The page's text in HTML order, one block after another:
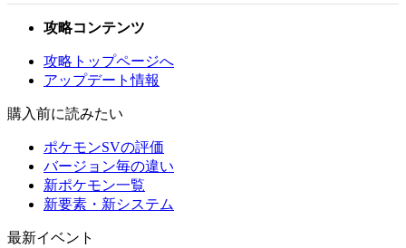
攻略コンテンツ
攻略トップページへ
アップデート情報
購入前に読みたい
ポケモンSVの評価
バージョン毎の違い
新ポケモン一覧
新要素・新システム
最新イベント